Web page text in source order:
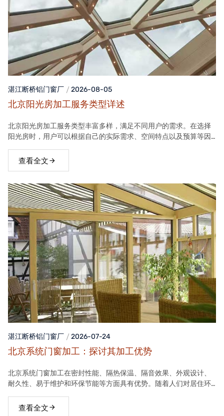
湛江断桥铝门窗厂 2026-08-05
北京阳光房加工服务类型详述
北京阳光房加工服务类型丰富多样，满足不同用户的需求。在选择
阳光房时，用户可以根据自己的实际需求、空间特点以及预算等因
查看全文
湛江断桥铝门窗厂 2026-07-24
北京系统门窗加工：探讨其加工优势
北京系统门窗加工在密封性能、隔热保温、隔音效果、外观设计、
耐久性、易于维护和环保节能等方面具有优势。随着人们对居住环
位。查看全文